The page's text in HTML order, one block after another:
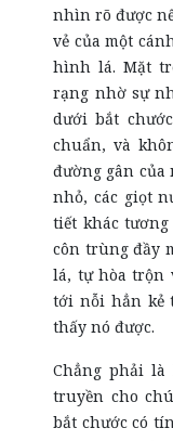
nhìn rõ được
vẻ của một
hình lá. Mặt
rạng nhờ sự
dưới bắt
chuẩn, và
đường gân của
nhỏ, các giọt
tiết khác
côn trùng đầy
lá, tự hòa trộn
tới nỗi hẳn kẻ
thấy nó được.
Chẳng phải là
truyền cho
bắt chước có